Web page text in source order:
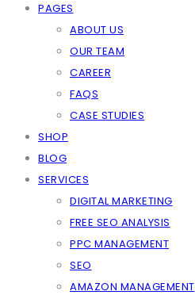
PAGES
ABOUT US
OUR TEAM
CAREER
FAQS
CASE STUDIES
SHOP
BLOG
SERVICES
DIGITAL MARKETING
FREE SEO ANALYSIS
PPC MANAGEMENT
SEO
AMAZON MANAGEMENT